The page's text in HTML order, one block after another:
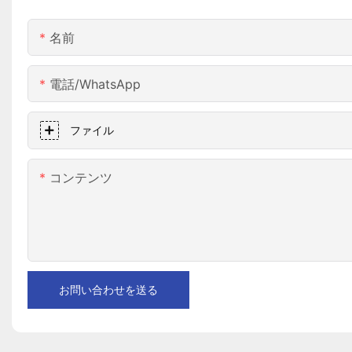
名前
電話/WhatsApp
ファイル
コンテンツ
お問い合わせを送る